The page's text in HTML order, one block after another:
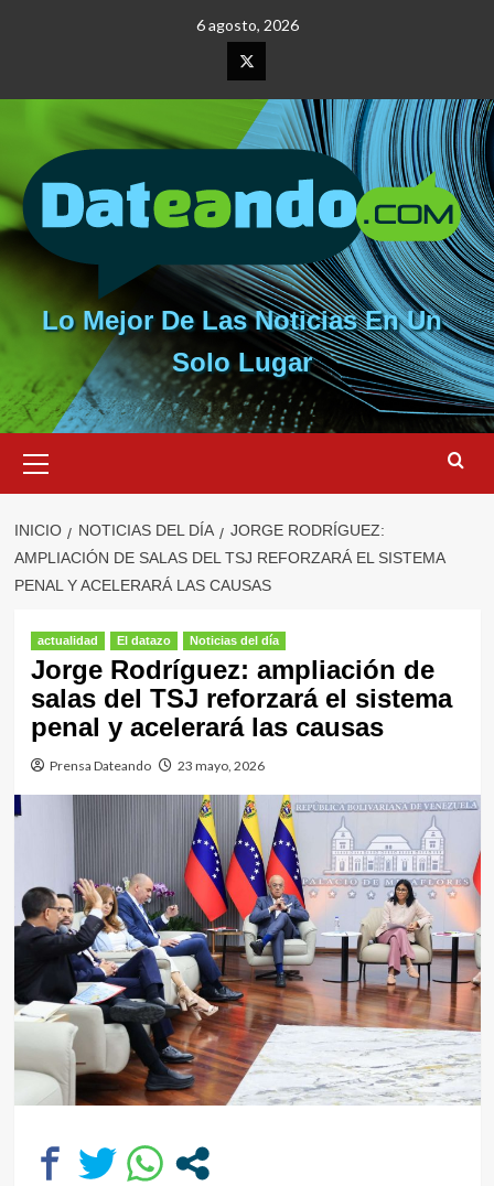
6 agosto, 2026
Elemento
del
menú
Lo Mejor De Las Noticias En Un
Solo Lugar
primario
INICIO NOTICIAS DEL DÍA
JORGE RODRÍGUEZ:
AMPLIACIÓN DE SALAS DEL TSJ REFORZARÁ EL SISTEMA
PENAL Y ACELERARÁ LAS CAUSAS
actualidad El datazo Noticias del día
Jorge Rodríguez: ampliación de
salas del TSJ reforzará el sistema
penal y acelerará las causas
Prensa Dateando 23 mayo, 2026